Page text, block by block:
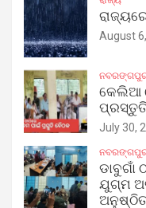
August
କେଲିଆ
July 30,
ଡାବୁଗାଁ
ଯୁଗ୍ମ